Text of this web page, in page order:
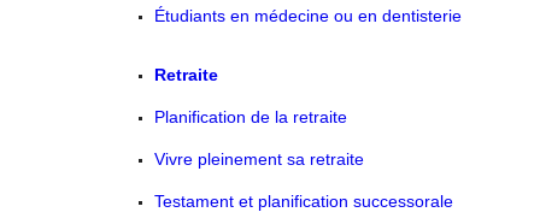
Étudiants en médecine ou en dentisterie
Retraite
Planification de la retraite
Vivre pleinement sa retraite
Testament et planification successorale